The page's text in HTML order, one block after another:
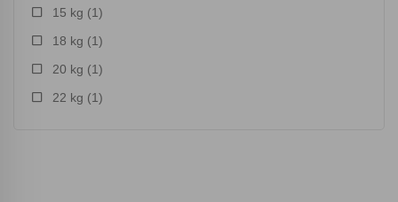
15 kg (1)
18 kg (1)
20 kg (1)
22 kg (1)